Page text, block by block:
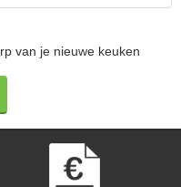
van je nieuwe keuken